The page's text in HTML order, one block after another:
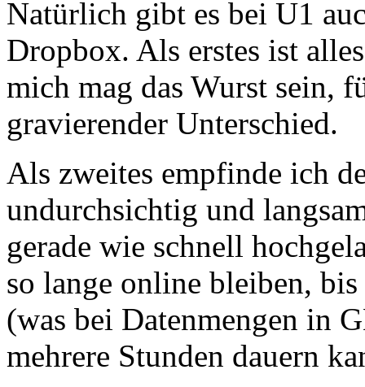
Natürlich gibt es bei U1
Dropbox. Als erstes ist
mich mag das Wurst sein,
gravierender Unterschied.
Als zweites empfinde ich
undurchsichtig und
gerade wie schnell
so lange online bleiben,
(was bei Datenmengen in
mehrere Stunden dauern